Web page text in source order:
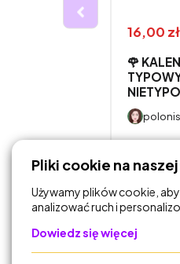
16,00 zł
🌹 KALENDARZ ŚWIĄT
Pliki cookie na
Używamy plików cookie, aby
analizować ruch i
Dowiedz się więcej